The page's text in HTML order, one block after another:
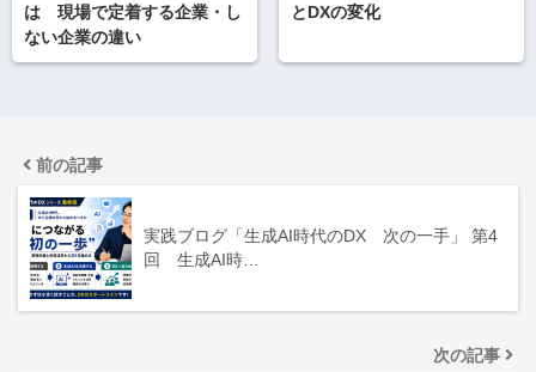
は 現場で定着する企業・し
ない企業の違い
とDXの変化
前の記事
実践ブログ「生成AI時代のDX 次の一手」 第4
回 生成AI時…
次の記事